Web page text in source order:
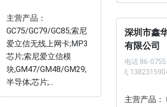
主营产品：
GC75/GC79/GC85;索尼
爱立信无线上网卡;MP3
芯片;索尼爱立信模
块;GM47/GM48/GM29;
半导体;芯片;...
深圳市鑫
有限公司
电话 86-
手机
主营产品：